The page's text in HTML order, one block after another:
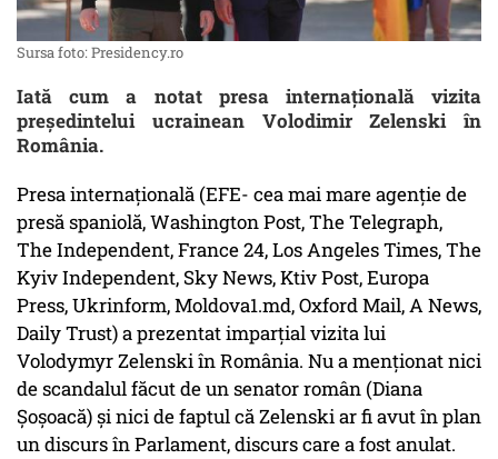
Sursa foto: Presidency.ro
Iată cum a notat presa internaţională vizita
preşedintelui ucrainean Volodimir Zelenski în
România.
Presa internațională (EFE- cea mai mare agenție de
presă spaniolă, Washington Post, The Telegraph,
The Independent, France 24, Los Angeles Times, The
Kyiv Independent, Sky News, Ktiv Post, Europa
Press, Ukrinform, Moldova1.md, Oxford Mail, A News,
Daily Trust) a prezentat imparțial vizita lui
Volodymyr Zelenski în România. Nu a menționat nici
de scandalul făcut de un senator român (Diana
Șoșoacă) și nici de faptul că Zelenski ar fi avut în plan
un discurs în Parlament, discurs care a fost anulat.